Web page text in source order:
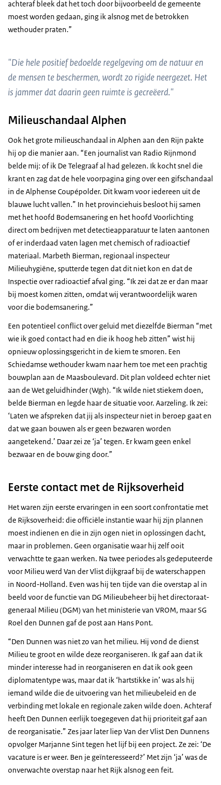
achteraf bleek dat het toch door bijvoorbeeld de gemeente
moest worden gedaan, ging ik alsnog met de betrokken
wethouder praten.”
"Die hele positief bedoelde regelgeving om de natuur en
de mensen te beschermen, wordt zo rigide neergezet. Het
is jammer dat daarin geen ruimte is gecreëerd."
Milieuschandaal Alphen
Ook het grote milieuschandaal in Alphen aan den Rijn pakte
hij op die manier aan. “Een journalist van Radio Rijnmond
belde mij: of ik De Telegraaf al had gelezen. Ik kocht snel die
krant en zag dat de hele voorpagina ging over een gifschandaal
in de Alphense Coupépolder. Dit kwam voor iedereen uit de
blauwe lucht vallen.” In het provinciehuis besloot hij samen
met het hoofd Bodemsanering en het hoofd Voorlichting
direct om bedrijven met detectieapparatuur te laten aantonen
of er inderdaad vaten lagen met chemisch of radioactief
materiaal. Marbeth Bierman, regionaal inspecteur
Milieuhygiëne, sputterde tegen dat dit niet kon en dat de
Inspectie over radioactief afval ging. “Ik zei dat ze er dan maar
bij moest komen zitten, omdat wij verantwoordelijk waren
voor die bodemsanering.”
Een potentieel conflict over geluid met diezelfde Bierman “met
wie ik goed contact had en die ik hoog heb zitten” wist hij
opnieuw oplossingsgericht in de kiem te smoren. Een
Schiedamse wethouder kwam naar hem toe met een prachtig
bouwplan aan de Maasboulevard. Dit plan voldeed echter niet
aan de Wet geluidhinder (Wgh). “Ik wilde niet stiekem doen,
belde Bierman en legde haar de situatie voor. Aarzeling. Ik zei:
‘Laten we afspreken dat jij als inspecteur niet in beroep gaat en
dat we gaan bouwen als er geen bezwaren worden
aangetekend.’ Daar zei ze ‘ja’ tegen. Er kwam geen enkel
bezwaar en de bouw ging door.”
Eerste contact met de Rijksoverheid
Het waren zijn eerste ervaringen in een soort confrontatie met
de Rijksoverheid: die officiële instantie waar hij zijn plannen
moest indienen en die in zijn ogen niet in oplossingen dacht,
maar in problemen. Geen organisatie waar hij zelf ooit
verwachtte te gaan werken. Na twee periodes als gedeputeerde
voor Milieu werd Van der Vlist dijkgraaf bij de waterschappen
in Noord-Holland. Even was hij ten tijde van die overstap al in
beeld voor de functie van DG Milieubeheer bij het directoraat-
generaal Milieu (DGM) van het ministerie van VROM, maar SG
Roel den Dunnen gaf de post aan Hans Pont.
“Den Dunnen was niet zo van het milieu. Hij vond de dienst
Milieu te groot en wilde deze reorganiseren. Ik gaf aan dat ik
minder interesse had in reorganiseren en dat ik ook geen
diplomatentype was, maar dat ik ‘hartstikke in’ was als hij
iemand wilde die de uitvoering van het milieubeleid en de
verbinding met lokale en regionale zaken wilde doen. Achteraf
heeft Den Dunnen eerlijk toegegeven dat hij prioriteit gaf aan
de reorganisatie.” Zes jaar later liep Van der Vlist Den Dunnens
opvolger Marjanne Sint tegen het lijf bij een project. Ze zei: ‘De
vacature is er weer. Ben je geïnteresseerd?’ Met zijn ‘ja’ was de
onverwachte overstap naar het Rijk alsnog een feit.